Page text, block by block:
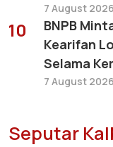
7 August 2026
10
BNPB
Kearifan
Selama
7 August 2026
Seputar